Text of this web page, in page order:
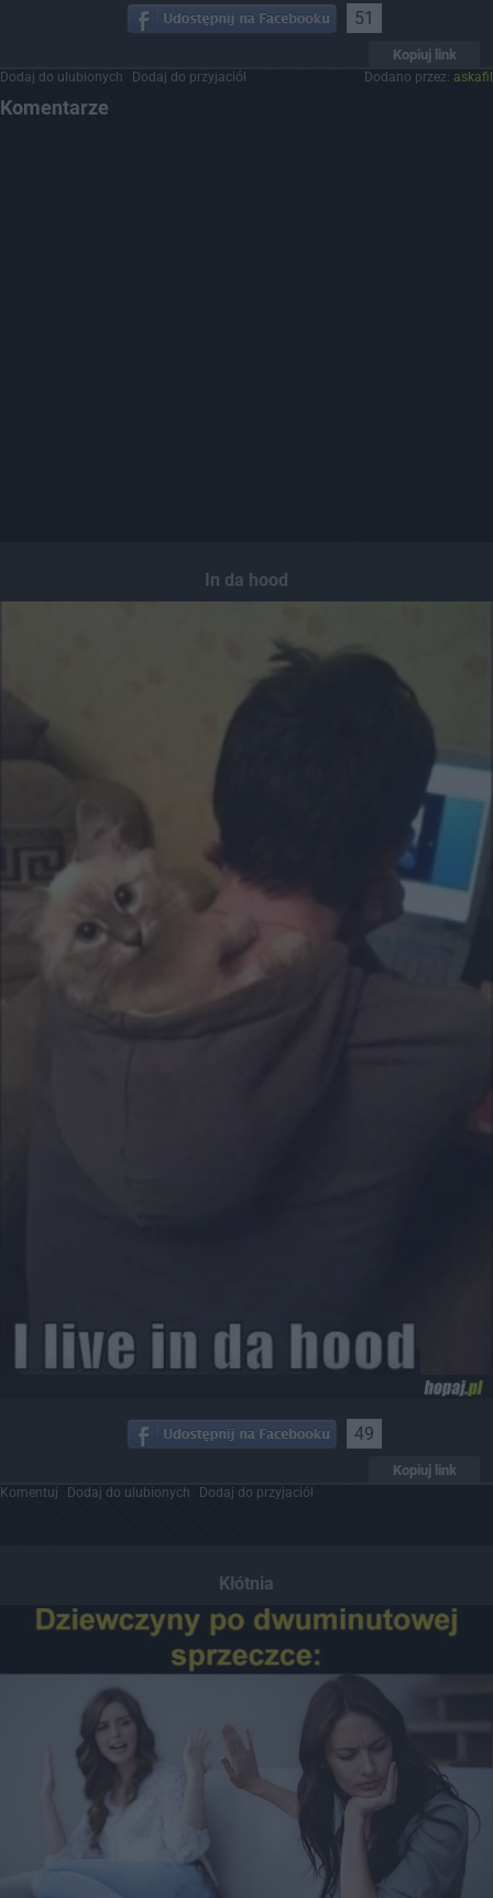
51
Kopiuj link
Dodaj do ulubionych Dodaj do przyjaciół Dodano przez: askafil
Komentarze
In da hood
49
Kopiuj link
Komentuj Dodaj do ulubionych Dodaj do przyjaciół
Kłótnia